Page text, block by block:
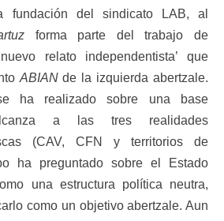
fundación del sindicato LAB, al
forma parte del trabajo de
relato independentista’ que
ABIANde la izquierda abertzale.
ha realizado sobre una base
a las tres realidades
(CAV, CFN y territorios de
ha preguntado sobre el Estado
una estructura política neutra,
como un objetivo abertzale. Aun